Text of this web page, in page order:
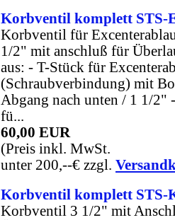
Korbventil komplett STS-
Korbventil für
1/2" mit anschluß für
aus: - T-Stück für
(Schraubverbindung) mit
Abgang nach unten / 1 1/2"
fü...
60,00 EUR
(Preis inkl. MwSt.
unter 200,--€ zzgl.
Korbventil komplett STS-
Korbventil 3 1/2" mit